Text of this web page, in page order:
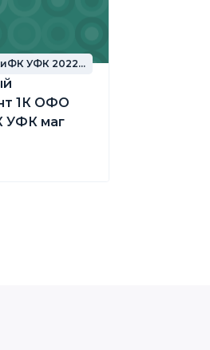
УФК 2022
1К ОФО
УФК маг